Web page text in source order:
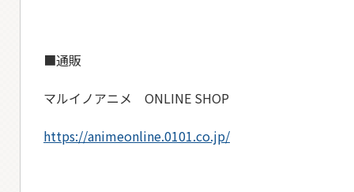
■通販
マルイノアニメ ONLINE SHOP
https://animeonline.0101.co.jp/